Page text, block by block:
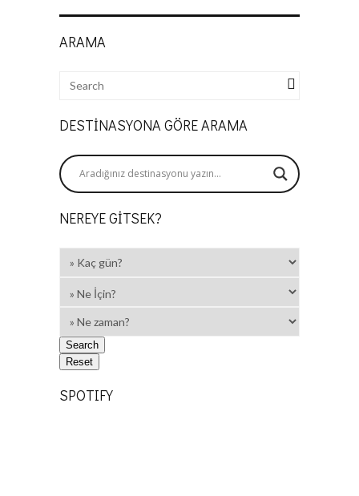
ARAMA
DESTINASYONA GÖRE ARAMA
NEREYE GITSEK?
SPOTIFY